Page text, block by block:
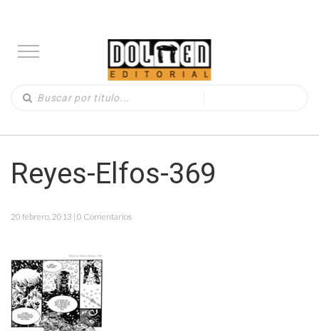
Reyes-Elfos-369
20 febrero, 2013 | 0 Comentarios